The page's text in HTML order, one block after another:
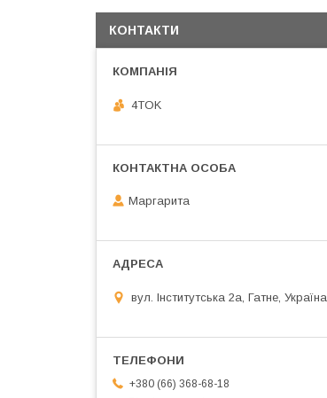
КОНТАКТИ
4TOK
Маргарита
вул. Інститутська 2а, Гатне, Україна
+380 (66) 368-68-18